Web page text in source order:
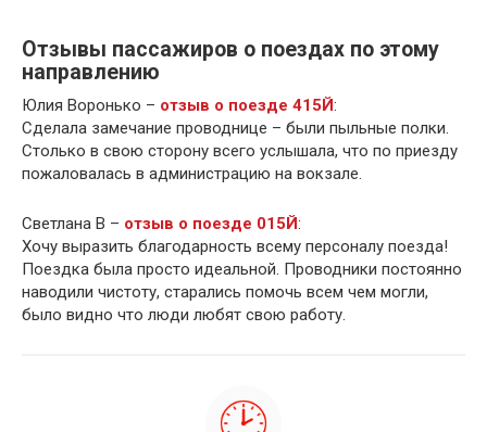
Отзывы пассажиров о поездах по этому
направлению
Юлия Воронько – отзыв о поезде 415Й:
Сделала замечание проводнице – были пыльные полки.
Столько в свою сторону всего услышала, что по приезду
пожаловалась в администрацию на вокзале.
Светлана В – отзыв о поезде 015Й:
Хочу выразить благодарность всему персоналу поезда!
Поездка была просто идеальной. Проводники постоянно
наводили чистоту, старались помочь всем чем могли,
было видно что люди любят свою работу.